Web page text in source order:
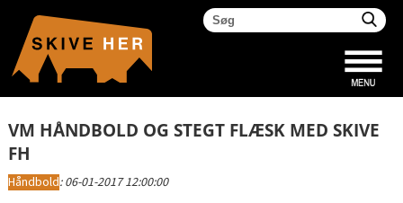
VM HÅNDBOLD OG STEGT FLÆSK MED SKIVE
FH
Håndbold:06-01-2017 12:00:00